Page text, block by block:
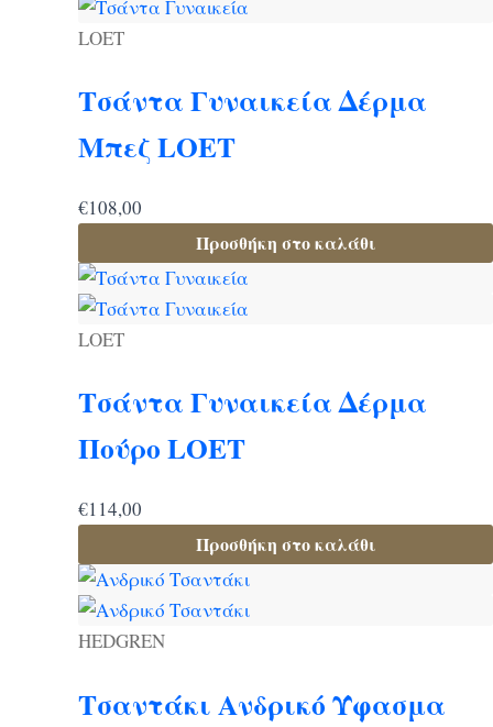
LOET
Τσάντα Γυναικεία Δέρμα
Μπεζ LOET
€108,00
Προσθήκη στο καλάθι
LOET
Τσάντα Γυναικεία Δέρμα
Πούρο LOET
€114,00
Προσθήκη στο καλάθι
HEDGREN
Τσαντάκι Ανδρικό Ύφασμα